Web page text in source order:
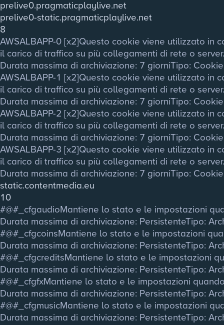
prelive0.pragmaticplaylive.net
prelive0-static.pragmaticplaylive.net
8
AWSALBAPP-0 [x2]Questo cookie viene utilizzato in
il carico di traffico su più collegamenti di rete o server.
Durata massima di archiviazione: 7 giorniTipo:
AWSALBAPP-1 [x2]Questo cookie viene utilizzato in
il carico di traffico su più collegamenti di rete o server.
Durata massima di archiviazione: 7 giorniTipo:
AWSALBAPP-2 [x2]Questo cookie viene utilizzato in
il carico di traffico su più collegamenti di rete o server.
Durata massima di archiviazione: 7 giorniTipo:
AWSALBAPP-3 [x2]Questo cookie viene utilizzato in
il carico di traffico su più collegamenti di rete o server.
Durata massima di archiviazione: 7 giorniTipo:
static.contentmedia.eu
10
#@#_cfgaudioMantiene lo stato e le impostazioni
Durata massima di archiviazione: PersistenteTipo:
#@#_cfgcoinsMantiene lo stato e le impostazioni
Durata massima di archiviazione: PersistenteTipo:
#@#_cfgcreditsMantiene lo stato e le impostazioni
Durata massima di archiviazione: PersistenteTipo:
#@#_cfgfxMantiene lo stato e le impostazioni
Durata massima di archiviazione: PersistenteTipo:
#@#_cfgmusicMantiene lo stato e le impostazioni
Durata massima di archiviazione: PersistenteTipo: